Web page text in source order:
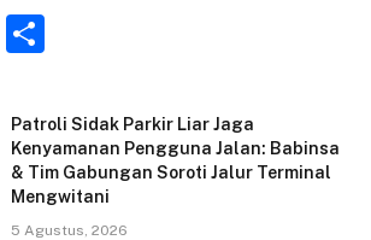
E
ai ar
e
Patroli Sidak Parkir Liar Jaga
Kenyamanan Pengguna Jalan: Babinsa
& Tim Gabungan Soroti Jalur Terminal
Mengwitani
5 Agustus, 2026